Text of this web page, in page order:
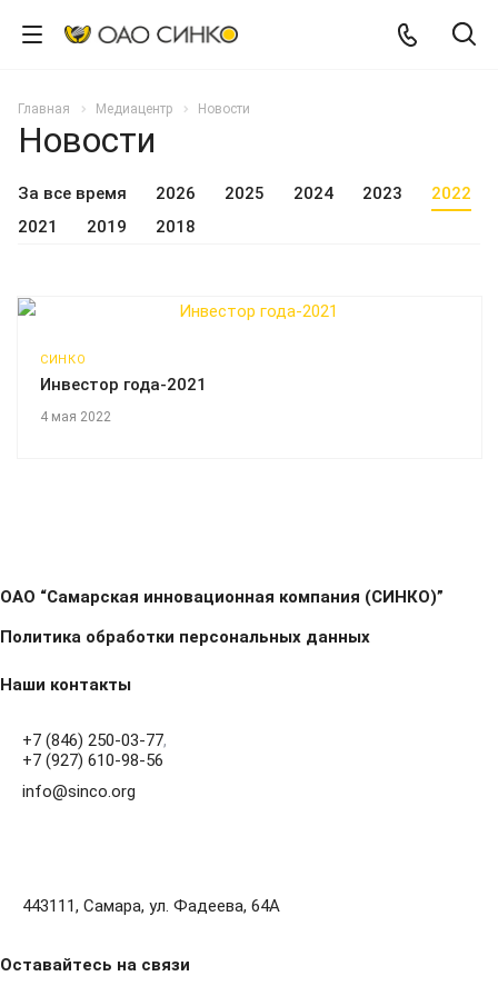
Главная Медиацентр Новости
Новости
За все время 2026 2025 2024 2023
2022
2021
2019 2018
СИНКО
Инвестор года-2021
4 мая 2022
ОАО “Самарская инновационная компания (СИНКО)”
Политика обработки персональных данных
Наши контакты
+7 (846) 250-03-77,
+7 (927) 610-98-56
info@sinco.org
443111, Самара, ул. Фадеева, 64А
Оставайтесь на связи